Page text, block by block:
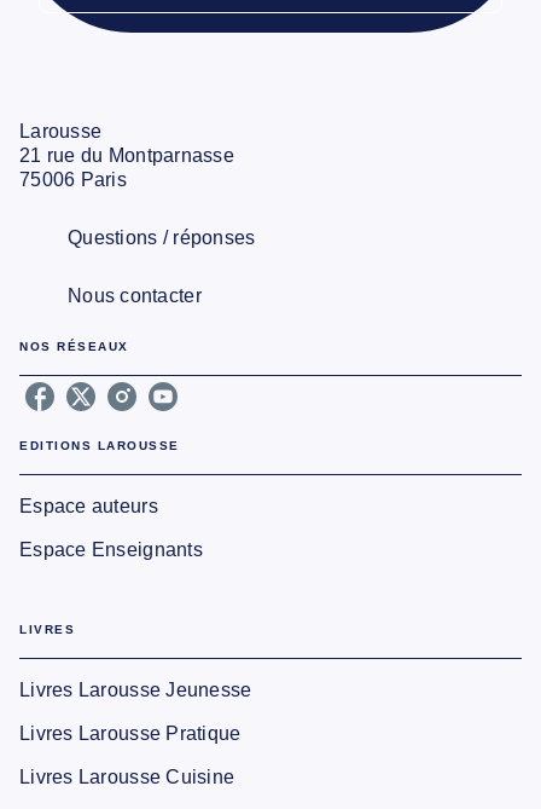
Larousse
21 rue du Montparnasse
75006 Paris
Questions / réponses
Nous contacter
NOS RÉSEAUX
EDITIONS LAROUSSE
Espace auteurs
Espace Enseignants
LIVRES
Livres Larousse Jeunesse
Livres Larousse Pratique
Livres Larousse Cuisine